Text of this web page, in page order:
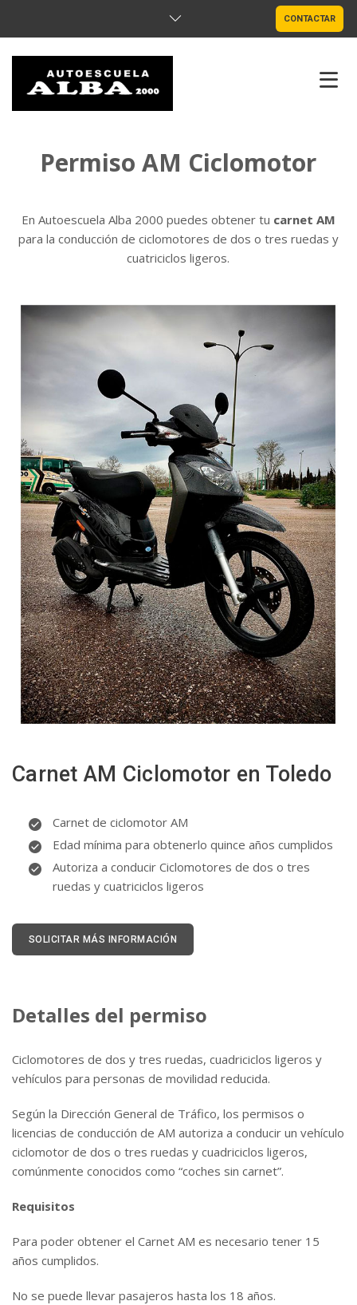
CONTACTAR
CURSOS
Permiso AM Ciclomotor
En Autoescuela Alba 2000 puedes obtener tu carnet AM
para la conducción de ciclomotores de dos o tres ruedas y
cuatriciclos ligeros.
Carnet AM Ciclomotor en Toledo
Carnet de ciclomotor AM
Edad mínima para obtenerlo quince años cumplidos
Autoriza a conducir Ciclomotores de dos o tres
ruedas y cuatriciclos ligeros
SOLICITAR MÁS INFORMACIÓN
Detalles del permiso
Ciclomotores de dos y tres ruedas, cuadriciclos ligeros y
vehículos para personas de movilidad reducida.
Según la Dirección General de Tráfico, los permisos o
licencias de conducción de AM autoriza a conducir un vehículo
ciclomotor de dos o tres ruedas y cuadriciclos ligeros,
comúnmente conocidos como “coches sin carnet”.
Requisitos
Para poder obtener el Carnet AM es necesario tener 15
años cumplidos.
No se puede llevar pasajeros hasta los 18 años.